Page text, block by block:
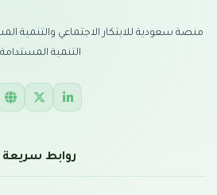
منصة سعودية للابتكار الاجتماعي والتنمية
التنمية
روابط سريعة